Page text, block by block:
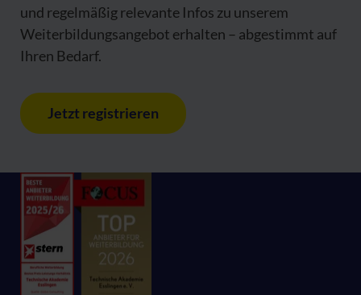
und regelmäßig relevante Infos zu unserem
Weiterbildungsangebot erhalten – abgestimmt auf
Ihren Bedarf.
Jetzt registrieren